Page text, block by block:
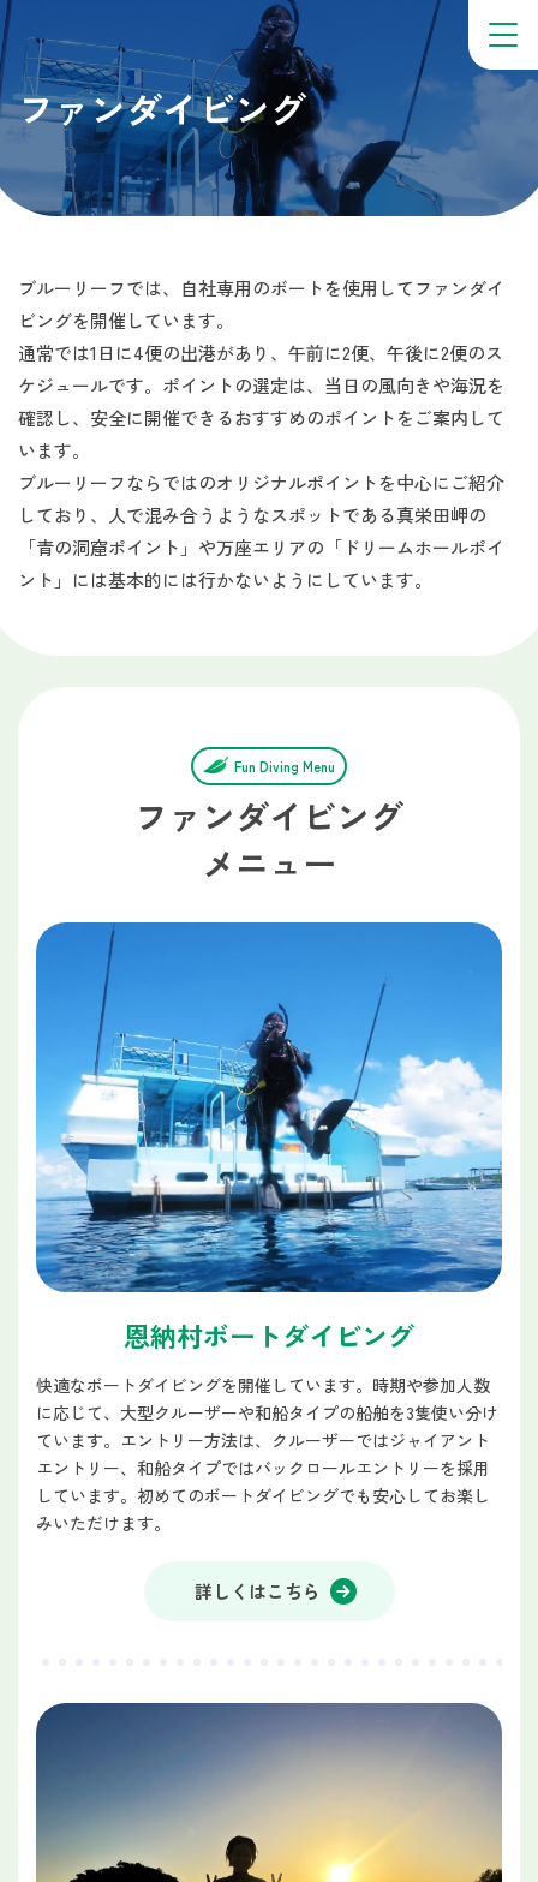
ファンダイビング
ブルーリーフでは、自社専用のボートを使用してファンダイ
ビングを開催しています。
通常では1日に4便の出港があり、午前に2便、午後に2便のス
ケジュールです。ポイントの選定は、当日の風向きや海況を
確認し、安全に開催できるおすすめのポイントをご案内して
います。
ブルーリーフならではのオリジナルポイントを中心にご紹介
しており、人で混み合うようなスポットである真栄田岬の
「青の洞窟ポイント」や万座エリアの「ドリームホールポイ
ント」には基本的には行かないようにしています。
Fun Diving Menu
ファンダイビング
メニュー
恩納村ボートダイビング
快適なボートダイビングを開催しています。時期や参加人数
に応じて、大型クルーザーや和船タイプの船舶を3隻使い分け
ています。エントリー方法は、クルーザーではジャイアント
エントリー、和船タイプではバックロールエントリーを採用
しています。初めてのボートダイビングでも安心してお楽し
みいただけます。
詳しくはこちら